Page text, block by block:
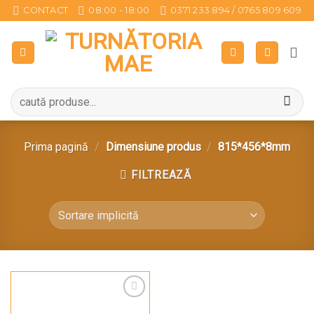
Sari
la
conținut
CONTACT 08:00 - 18:00 0371 233 894 / 0765 809 609
Caută
după:
Prima pagină / Dimensiune produs / 815*456*8mm
FILTREAZĂ